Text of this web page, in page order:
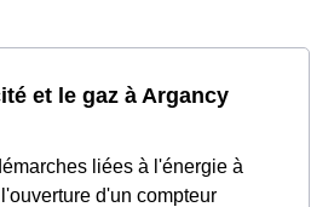
et le gaz à Argancy
liées à l'énergie à
d'un compteur